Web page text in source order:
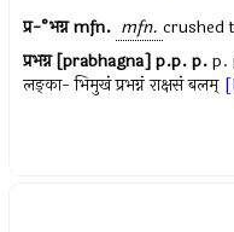
प्र-°भग्नmfn. mfn. crushed
प्रभग्न [prabhagna] p.p. p. p.
लङ्का- भिमुखं प्रभग्नं राक्षसं बलम्